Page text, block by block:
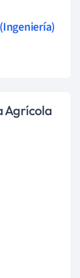
Agrícola